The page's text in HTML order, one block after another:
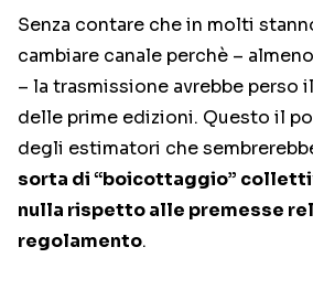
Senza contare che in molti
cambiare canale perchè –
– la trasmissione avrebbe perso
delle prime edizioni. Questo il
degli estimatori che
sorta di “boicottaggio”
nulla rispetto alle premesse
regolamento.